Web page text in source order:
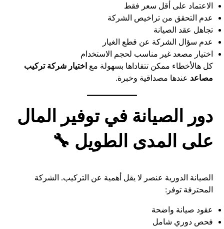
الاعتماد على أقل سعر فقط
عدم التحقق من تراخيص الشركة
تجاهل عقد الصيانة
عدم سؤال الشركة عن قطع الغيار
اختيار مصعد غير مناسب لحجم الاستخدام
كل هالأخطاء ممكن تتفاداها بسهولة مع اختيار شركة تركيب
مصاعد عندها مصداقية وخبرة.
دور الصيانة في توفير المال
على المدى الطويل 🔧
الصيانة الدورية عنصر لا يقل أهمية عن التركيب. الشركة
المحترفة توفر:
عقود صيانة واضحة
فحص دوري شامل